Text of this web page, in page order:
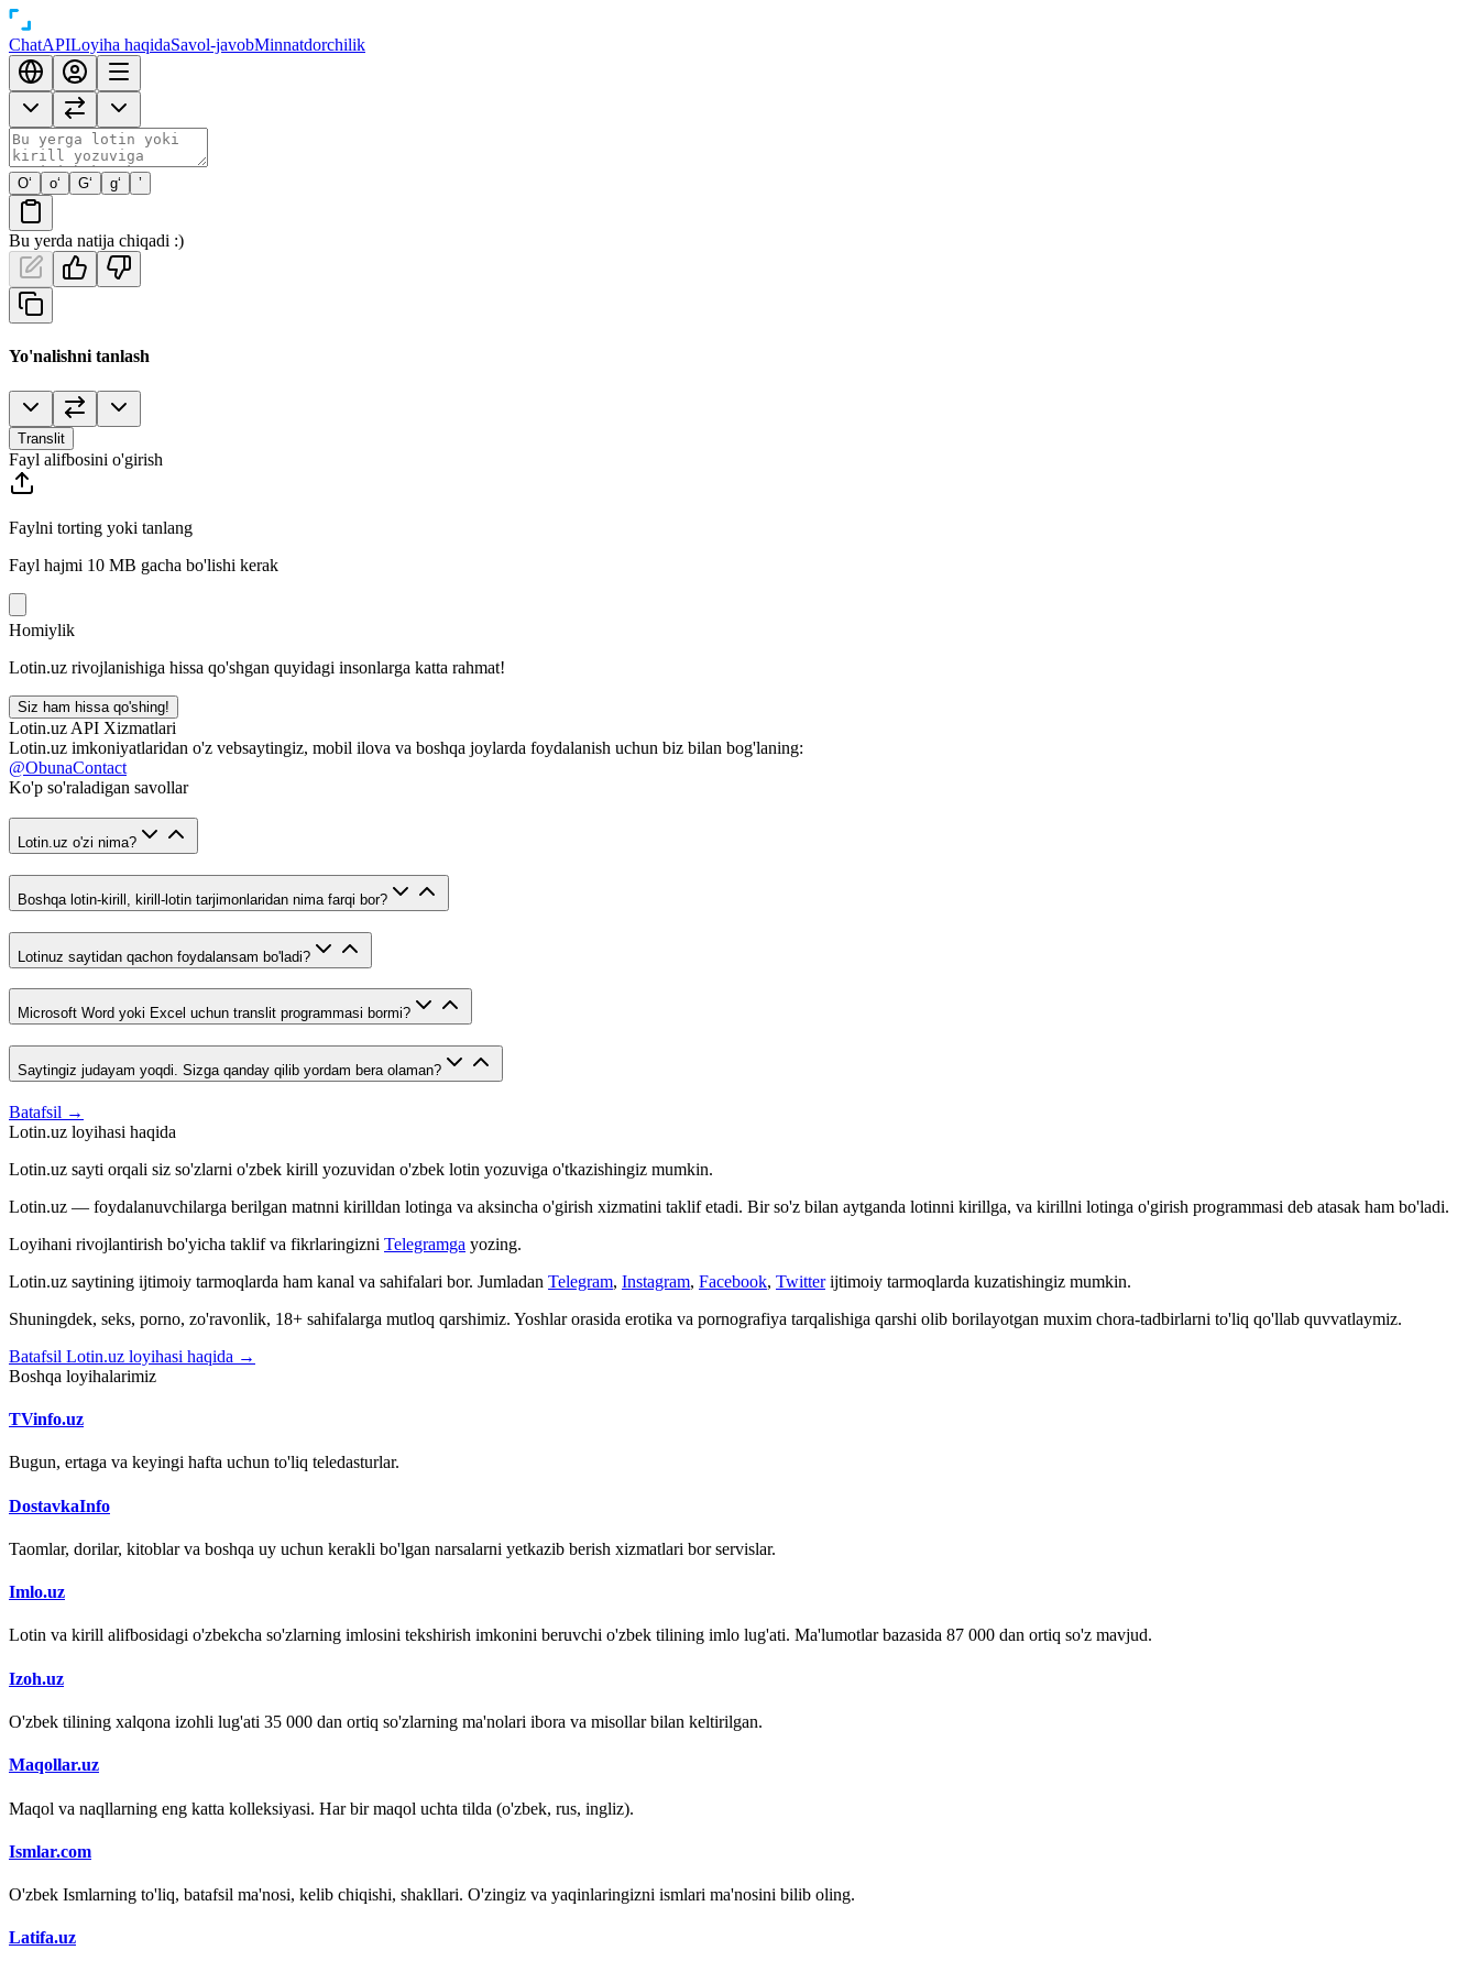
ChatAPILoyiha haqidaSavol-javobMinnatdorchilik
O‘ o‘ G‘ g‘ ’
Bu yerda natija chiqadi :)
Yo'nalishni tanlash
Translit
Fayl alifbosini o'girish
Faylni torting yoki tanlang
Fayl hajmi 10 MB gacha bo'lishi kerak
Homiylik
Lotin.uz rivojlanishiga hissa qo'shgan quyidagi insonlarga katta rahmat!
Siz ham hissa qo'shing!
Lotin.uz API Xizmatlari
Lotin.uz imkoniyatlaridan o'z vebsaytingiz, mobil ilova va boshqa joylarda foydalanish uchun biz bilan bog'laning:
@ObunaContact
Ko'p so'raladigan savollar
Lotin.uz o'zi nima?
Boshqa lotin-kirill, kirill-lotin tarjimonlaridan nima farqi bor?
Lotinuz saytidan qachon foydalansam bo'ladi?
Microsoft Word yoki Excel uchun translit programmasi bormi?
Saytingiz judayam yoqdi. Sizga qanday qilib yordam bera olaman?
Batafsil →
Lotin.uz loyihasi haqida
Lotin.uz sayti orqali siz so'zlarni o'zbek kirill yozuvidan o'zbek lotin yozuviga o'tkazishingiz mumkin.
Lotin.uz — foydalanuvchilarga berilgan matnni kirilldan lotinga va aksincha o'girish xizmatini taklif etadi. Bir so'z bilan aytganda lotinni kirillga, va kirillni lotinga o'girish programmasi deb atasak ham bo'ladi.
Loyihani rivojlantirish bo'yicha taklif va fikrlaringizni Telegramga yozing.
Lotin.uz saytining ijtimoiy tarmoqlarda ham kanal va sahifalari bor. Jumladan Telegram, Instagram, Facebook, Twitter ijtimoiy tarmoqlarda kuzatishingiz mumkin.
Shuningdek, seks, porno, zo'ravonlik, 18+ sahifalarga mutloq qarshimiz. Yoshlar orasida erotika va pornografiya tarqalishiga qarshi olib borilayotgan muxim chora-tadbirlarni to'liq qo'llab quvvatlaymiz.
Batafsil Lotin.uz loyihasi haqida →
Boshqa loyihalarimiz
TVinfo.uz
Bugun, ertaga va keyingi hafta uchun to'liq teledasturlar.
DostavkaInfo
Taomlar, dorilar, kitoblar va boshqa uy uchun kerakli bo'lgan narsalarni yetkazib berish xizmatlari bor servislar.
Imlo.uz
Lotin va kirill alifbosidagi o'zbekcha so'zlarning imlosini tekshirish imkonini beruvchi o'zbek tilining imlo lug'ati. Ma'lumotlar bazasida 87 000 dan ortiq so'z mavjud.
Izoh.uz
O'zbek tilining xalqona izohli lug'ati 35 000 dan ortiq so'zlarning ma'nolari ibora va misollar bilan keltirilgan.
Maqollar.uz
Maqol va naqllarning eng katta kolleksiyasi. Har bir maqol uchta tilda (o'zbek, rus, ingliz).
Ismlar.com
O'zbek Ismlarning to'liq, batafsil ma'nosi, kelib chiqishi, shakllari. O'zingiz va yaqinlaringizni ismlari ma'nosini bilib oling.
Latifa.uz